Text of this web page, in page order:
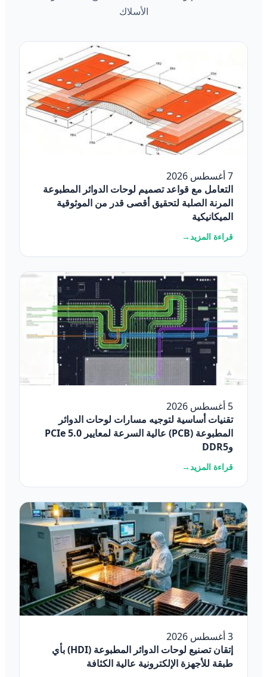
الأسلاك
7 أغسطس 2026
التعامل مع قواعد تصميم لوحات الدوائر المطبوعة
المرنة الصلبة لتحقيق أقصى قدر من الموثوقية
الميكانيكية
قراءة المزيد→
5 أغسطس 2026
تقنيات أساسية لتوجيه مسارات لوحات الدوائر
المطبوعة (PCB) عالية السرعة لمعايير PCIe 5.0
وDDR5
قراءة المزيد→
3 أغسطس 2026
إتقان تصنيع لوحات الدوائر المطبوعة (HDI) بأي
طبقة للأجهزة الإلكترونية عالية الكثافة